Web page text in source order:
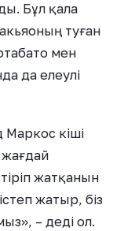
Бұл қала
туған
мен
да елеулі
кіші
жағдай
жатқанын
жатыр, біз
– деді ол.